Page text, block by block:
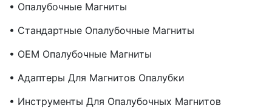
• Опалубочные Магниты
• Стандартные Опалубочные Магниты
• OEM Опалубочные Магниты
• Адаптеры Для Магнитов Опалубки
• Инструменты Для Опалубочных Магнитов